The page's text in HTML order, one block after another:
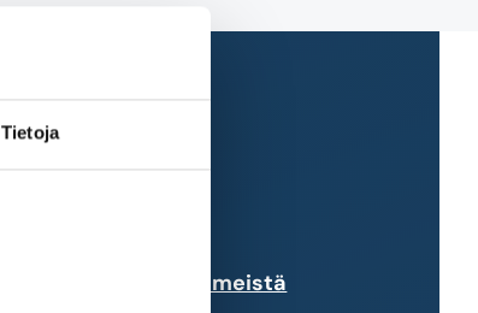
Tietoja
Tietoa meistä